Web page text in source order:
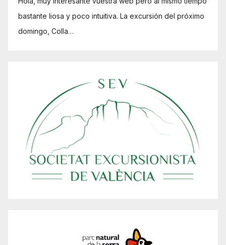
bastante liosa y poco intuitiva. La excursión del próximo
domingo, Colla…